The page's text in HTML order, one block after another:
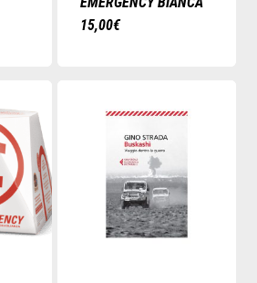
15,00€
varianti.
Le
opzioni
possono
essere
scelte
nella